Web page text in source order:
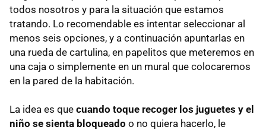
todos nosotros y para la situación que estamos
tratando. Lo recomendable es intentar seleccionar al
menos seis opciones, y a continuación apuntarlas en
una rueda de cartulina, en papelitos que meteremos en
una caja o simplemente en un mural que colocaremos
en la pared de la habitación.
La idea es que cuando toque recoger los juguetes y el
niño se sienta bloqueado o no quiera hacerlo, le